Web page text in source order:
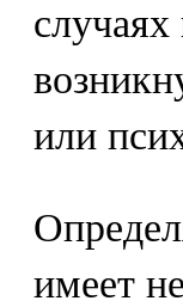
или
имеет